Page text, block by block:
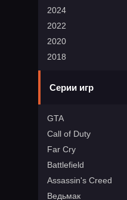
2024
2022
2020
2018
Серии игр
GTA
Call of Duty
Far Cry
Battlefield
Assassin's Creed
Ведьмак